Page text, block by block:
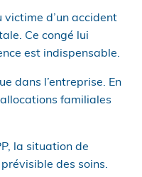
d’un accident
Ce congé lui
est indispensable.
dans l’entreprise. En
familiales
la situation de
des soins.